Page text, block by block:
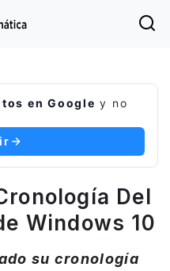
en Google y no
Del
Windows 10
su cronología